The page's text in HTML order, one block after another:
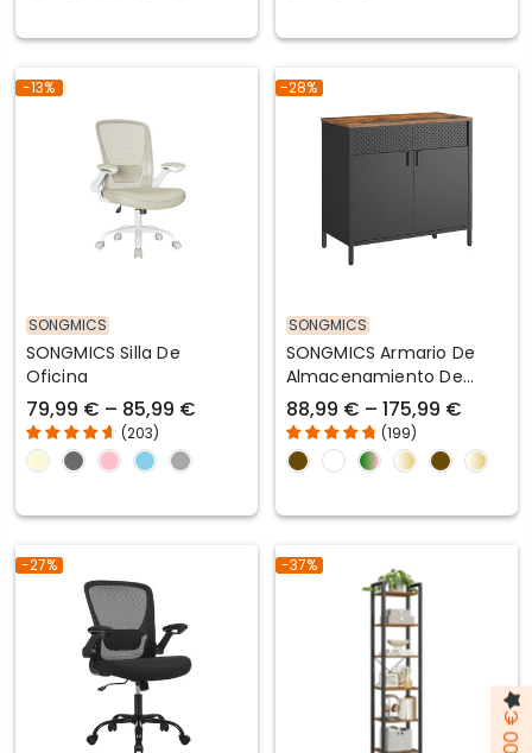
-13%
SONGMICS
SONGMICS Silla De
Oficina
79,99 € – 85,99 €
(203)
-28%
SONGMICS
SONGMICS Armario De
Almacenamiento De
Metal
88,99 € – 175,99 €
(199)
-27% -37%